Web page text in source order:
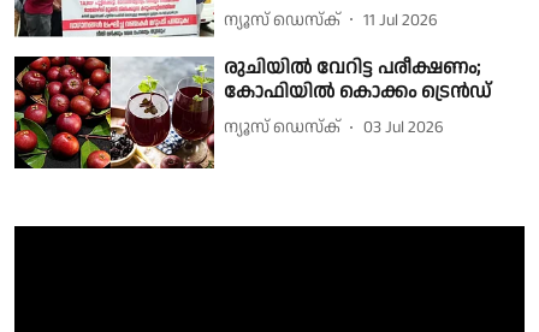
ന്യൂസ് ഡെസ്ക് 11 Jul 2026
രുചിയിൽ വേറിട്ട പരീക്ഷണം;
കോഫിയിൽ കൊക്കം ട്രെൻഡ്
ന്യൂസ് ഡെസ്ക് 03 Jul 2026